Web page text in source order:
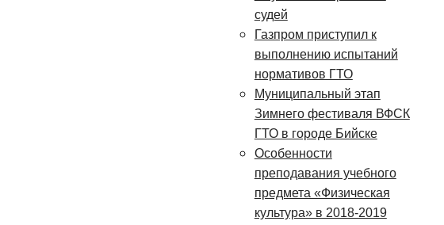
судей
Газпром приступил к
выполнению испытаний
нормативов ГТО
Муниципальный этап
Зимнего фестиваля ВФСК
ГТО в городе Бийске
Особенности
преподавания учебного
предмета «Физическая
культура» в 2018-2019